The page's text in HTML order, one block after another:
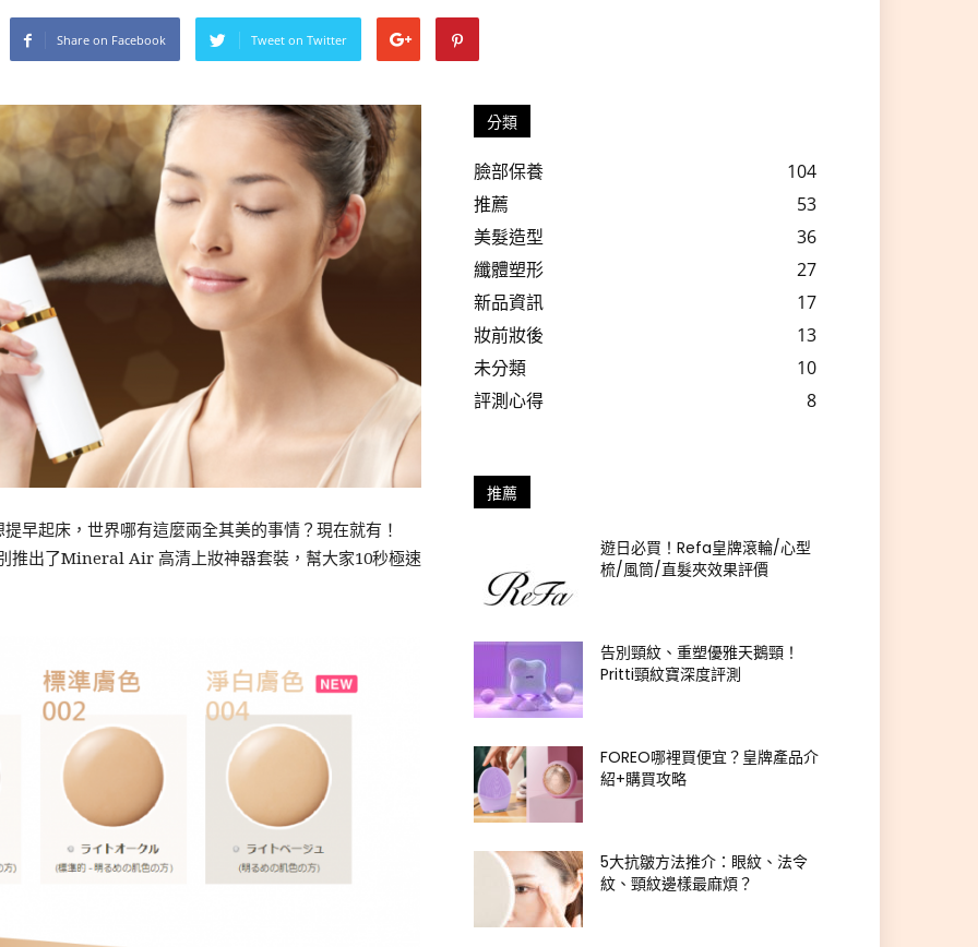
Share on Facebook Tweet on Twitter
早起床，世界哪有這麼兩全其美的事情？現在就有！
推出了Mineral Air 高清上妝神器套裝，幫大家10秒極速
分類
臉部保養
104
推薦
53
美髮造型
36
纖體塑形
27
新品資訊
17
妝前妝後
13
未分類
10
評測心得
8
推薦
遊日必買！Refa皇牌滾輪/心型
梳/風筒/直髮夾效果評價
告別頸紋、重塑優雅天鵝頸！
Pritti頸紋寶深度評測
FOREO哪裡買便宜？皇牌產品介
紹+購買攻略
5大抗皺方法推介：眼紋、法令
紋、頸紋邊樣最麻煩？